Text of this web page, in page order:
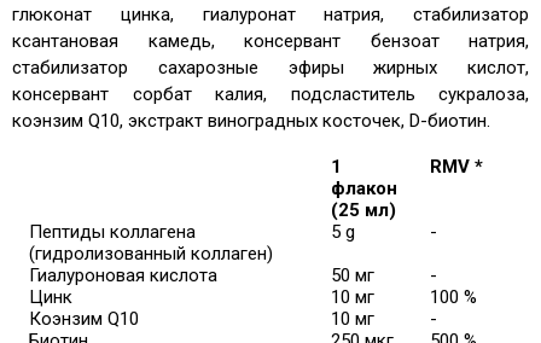
глюконат цинка, гиалуронат натрия, стабилизатор
ксантановая камедь, консервант бензоат натрия,
стабилизатор сахарозные эфиры жирных кислот,
консервант сорбат калия, подсластитель сукралоза,
коэнзим Q10, экстракт виноградных косточек, D-биотин.
1
флакон
(25 мл)
RMV *
Пептиды коллагена
(гидролизованный коллаген)
5 g
-
Гиалуроновая кислота
50 мг
-
Цинк
10 мг
100 %
Коэнзим Q10
10 мг
-